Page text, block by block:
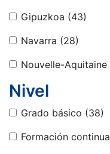
Gipuzkoa (43)
Navarra (28)
Nouvelle-Aquitaine
Nivel
Grado básico (38)
Formación continua